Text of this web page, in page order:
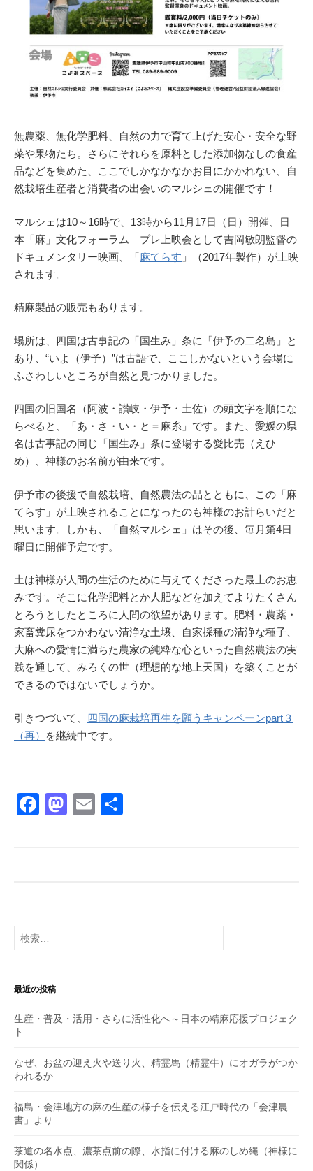
無農薬、無化学肥料、自然の力で育て上げた安心・安全な野
菜や果物たち。さらにそれらを原料とした添加物なしの食産
品などを集めた、ここでしかなかなかお目にかかれない、自
然栽培生産者と消費者の出会いのマルシェの開催です！
マルシェは10～16時で、13時から11月17日（日）開催、日
本「麻」文化フォーラム プレ上映会として吉岡敏朗監督の
ドキュメンタリー映画、「麻てらす 」（2017年製作）が上映
されます。
精麻製品の販売もあります。
場所は、四国は古事記の「国生み」条に「伊予の二名島」と
あり、“いよ（伊予）”は古語で、ここしかないという会場に
ふさわしいところが自然と見つかりました。
四国の旧国名（阿波・讃岐・伊予・土佐）の頭文字を順にな
らべると、「あ・さ・い・と＝麻糸」です。また、愛媛の県
名は古事記の同じ「国生み」条に登場する愛比売（えひ
め）、神様のお名前が由来です。
伊予市の後援で自然栽培、自然農法の品とともに、この「麻
てらす」が上映されることになったのも神様のお計らいだと
思います。しかも、「自然マルシェ」はその後、毎月第4日
曜日に開催予定です。
土は神様が人間の生活のために与えてくださった最上のお恵
みです。そこに化学肥料とか人肥などを加えてよりたくさん
とろうとしたところに人間の欲望があります。肥料・農薬・
家畜糞尿をつかわない清浄な土壌、自家採種の清浄な種子、
大麻への愛情に満ちた農家の純粋な心といった自然農法の実
践を通して、みろくの世（理想的な地上天国）を築くことが
できるのではないでしょうか。
引きつづいて、 四国の麻栽培再生を願うキャンペーンpart３
（再）
を継続中です。
F
o
M E
検
索:
最近の投稿
生産・普及・活用・さらに活性化へ～日本の精麻応援プロジェク
ト
なぜ、お盆の迎え火や送り火、精霊馬（精霊牛）にオガラがつか
われるか
福島・会津地方の麻の生産の様子を伝える江戸時代の「会津農
書」より
茶道の名水点、濃茶点前の際、水指に付ける麻のしめ縄（神様に
関係）